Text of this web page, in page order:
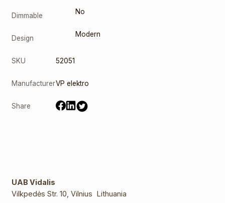
Dimmable No
Design Modern
SKU 52051
ManufacturerVP elektro
Share
UAB Vidalis
Vilkpedės Str. 10, Vilnius Lithuania